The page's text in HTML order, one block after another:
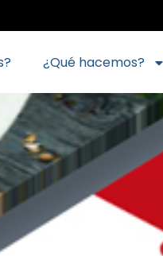
¿Qué hacemos?